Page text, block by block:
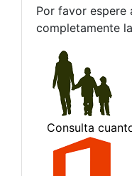
Por favor espere
completamente